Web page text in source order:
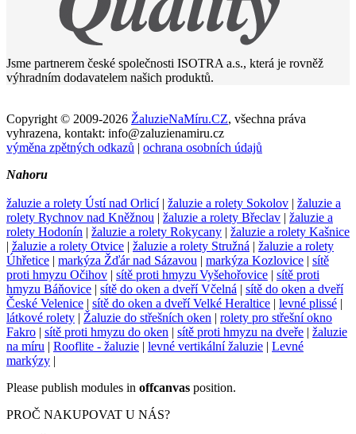
Jsme partnerem české společnosti ISOTRA a.s., která je rovněž
výhradním dodavatelem našich produktů.
Copyright © 2009-2026 ŽaluzieNaMíru.CZ, všechna práva
vyhrazena, kontakt: info@zaluzienamiru.cz
výměna zpětných odkazů | ochrana osobních údajů
Nahoru
žaluzie a rolety Ústí nad Orlicí| žaluzie a rolety Sokolov | žaluzie a
rolety Rychnov nad Kněžnou | žaluzie a rolety Břeclav | žaluzie a
rolety Hodonín | žaluzie a rolety Rokycany | žaluzie a rolety Kašnice
| žaluzie a rolety Otvice | žaluzie a rolety Stružná | žaluzie a rolety
Úhřetice | markýza Žďár nad Sázavou | markýza Kozlovice | sítě
proti hmyzu Očihov | sítě proti hmyzu Vyšehořovice | sítě proti
hmyzu Báňovice | sítě do oken a dveří Včelná | sítě do oken a dveří
České Velenice | sítě do oken a dveří Velké Heraltice | levné plissé |
látkové rolety | Žaluzie do střešních oken | rolety pro střešní okno
Fakro | sítě proti hmyzu do oken | sítě proti hmyzu na dveře | žaluzie
na míru | Rooflite - žaluzie | levné vertikální žaluzie | Levné
markýzy |
Please publish modules in offcanvas position.
PROČ NAKUPOVAT U NÁS?